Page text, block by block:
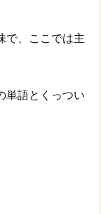
で、ここでは主
単語とくっつい